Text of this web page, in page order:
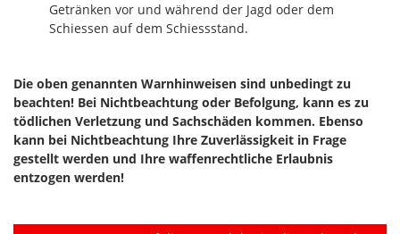
Getränken vor und während der Jagd oder dem
Schiessen auf dem Schiessstand.
Die oben genannten Warnhinweisen sind unbedingt zu
beachten! Bei Nichtbeachtung oder Befolgung, kann es zu
tödlichen Verletzung und Sachschäden kommen. Ebenso
kann bei Nichtbeachtung Ihre Zuverlässigkeit in Frage
gestellt werden und Ihre waffenrechtliche Erlaubnis
entzogen werden!